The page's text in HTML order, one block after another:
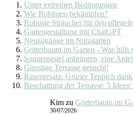
Unter extremen Bedingungen
Wie Robinien bekämpfen?
Robuste Sträucher für den
Gartengestaltung mit ChatGPT
Neuzugänge im Nutzgarten
Götterbaum im Garten - Was hilft
Sonnensegel anbringen, eine
Günstige Terrasse gesucht!
Rasenersatz: Grüner Teppich
Beschattung der Terrasse: 5
Kim zu Götterbaum im
30/07/2026